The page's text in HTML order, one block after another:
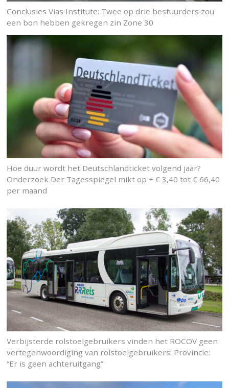
Conclusies Vias Institute: Twee op drie bestuurders zou
een bon hebben gekregen zin Zone 30
Hoe duur wordt het Deutschlandticket volgend jaar?
Onderzoek Der Tagesspiegel mikt op + € 3,40 tot € 66,40
per maand
Verbijsterde rolstoelgebruikers vinden het ROCOV geen
vertegenwoordiging van rolstoelgebruikers: Provincie:
“Er is geen achteruitgang”